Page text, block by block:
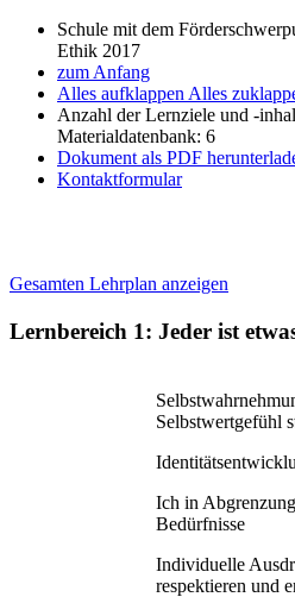
Schule mit dem
Ethik 2017
zum Anfang
Alles aufklappen Alles
Anzahl der Lernziele und -
Materialdatenbank: 6
Dokument als PDF
Kontaktformular
Gesamten Lehrplan anzeigen
Lernbereich 1: Jeder ist
Selbstwertgefühl
Ich in
Bedürfnisse
Individuelle
respektieren und